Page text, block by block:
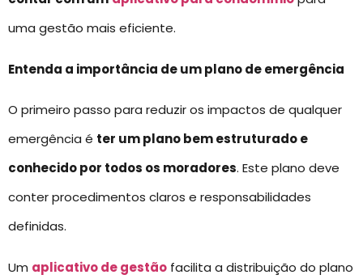
uma gestão mais eficiente.
Entenda a importância de um plano de emergência
O primeiro passo para reduzir os impactos de qualquer
emergência é ter um plano bem estruturado e
conhecido por todos os moradores. Este plano deve
conter procedimentos claros e responsabilidades
definidas.
Um aplicativo de gestão facilita a distribuição do plano